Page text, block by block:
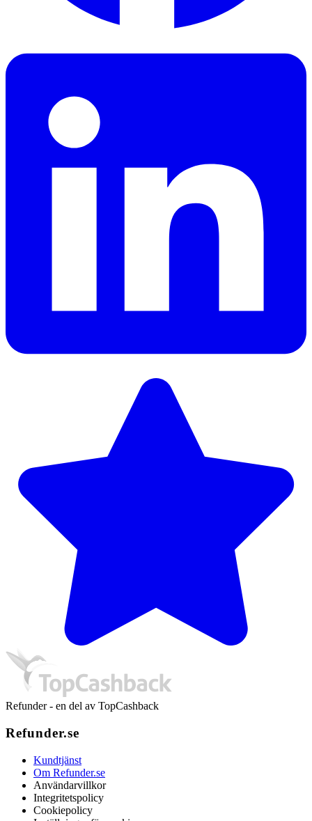
Refunder - en del av TopCashback
Refunder.se
Kundtjänst
Om Refunder.se
Användarvillkor
Integritetspolicy
Cookiepolicy